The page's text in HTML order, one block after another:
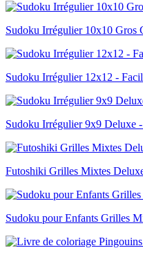
Sudoku Irrégulier 10x10 Gros
Sudoku Irrégulier 12x12 -
Sudoku Irrégulier 9x9 Deluxe
Futoshiki Grilles Mixtes
Sudoku pour Enfants Grilles